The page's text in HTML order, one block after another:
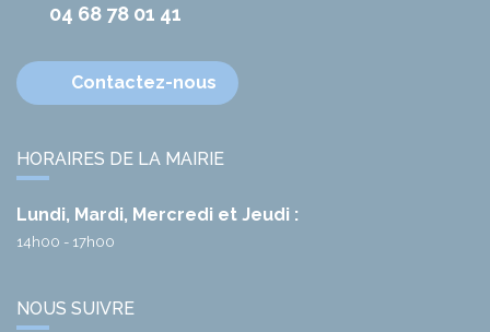
04 68 78 01 41
Contactez-nous
HORAIRES DE LA MAIRIE
Lundi, Mardi, Mercredi et Jeudi :
14h00 - 17h00
NOUS SUIVRE